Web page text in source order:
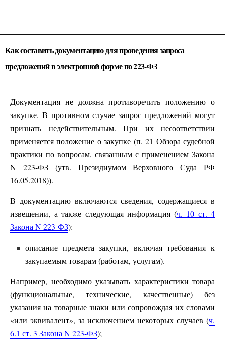
Как составить документацию для проведения запроса
предложений в электронной форме по 223-ФЗ
Документация не должна противоречить положению о
закупке. В противном случае запрос предложений могут
признать недействительным. При их несоответствии
применяется положение о закупке (п. 21 Обзора судебной
практики по вопросам, связанным с применением Закона
N 223-ФЗ (утв. Президиумом Верховного Суда РФ
16.05.2018)).
В документацию включаются сведения, содержащиеся в
извещении, а также следующая информация (ч. 10 ст. 4
Закона N 223-ФЗ):
описание предмета закупки, включая требования к
закупаемым товарам (работам, услугам).
Например, необходимо указывать характеристики товара
(функциональные, технические, качественные) без
указания на товарные знаки или сопровождая их словами
«или эквивалент», за исключением некоторых случаев (ч.
6.1 ст. 3 Закона N 223-ФЗ);